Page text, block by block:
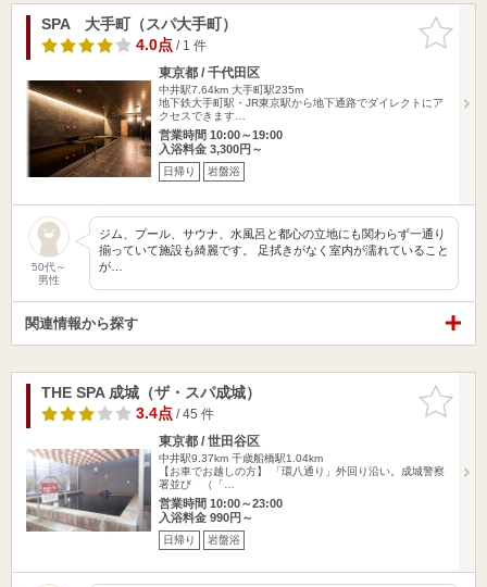
お気に入
りに追加
SPA 大手町（スパ大手町）
4.0点/ 1 件
東京都 / 千代田区
中井駅7.64km 大手町駅235m
地下鉄大手町駅・JR東京駅から地下通路でダイレクトにア
クセスできます…
営業時間 10:00～19:00
入浴料金 3,300円～
日帰り 岩盤浴
50代～
男性
ジム、プール、サウナ、水風呂と都心の立地にも関わらず一通り
揃っていて施設も綺麗です。 足拭きがなく室内が濡れていること
が…
関連情報から探す
お気に入
りに追加
THE SPA 成城（ザ・スパ成城）
3.4点/ 45 件
東京都 / 世田谷区
中井駅9.37km 千歳船橋駅1.04km
【お車でお越しの方】 「環八通り」外回り沿い。成城警察
署並び （「…
営業時間 10:00～23:00
入浴料金 990円～
日帰り 岩盤浴